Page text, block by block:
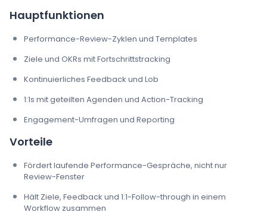
Hauptfunktionen
Performance-Review-Zyklen und Templates
Ziele und OKRs mit Fortschrittstracking
Kontinuierliches Feedback und Lob
1:1s mit geteilten Agenden und Action-Tracking
Engagement-Umfragen und Reporting
Vorteile
Fördert laufende Performance-Gespräche, nicht nur
Review-Fenster
Hält Ziele, Feedback und 1:1-Follow-through in einem
Workflow zusammen